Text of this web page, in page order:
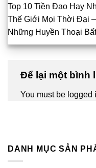
Top 10 Tiền Đạo Hay
Thế Giới Mọi Thời Đại –
Những Huyền Thoại
Để lại một bình
You must be logged
DANH MỤC SẢN